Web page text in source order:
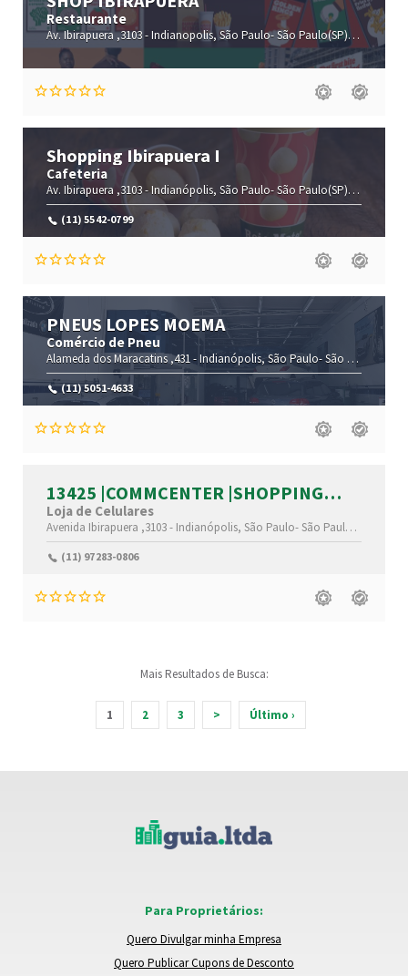
Restaurante
Av. Ibirapuera ,3103 -Indianopolis,São Paulo-São Paulo(SP),04029-902
Shopping Ibirapuera I
Cafeteria
Av. Ibirapuera ,3103 -Indianópolis, São Paulo-São Paulo(SP),04029-200
(11) 5542-0799
PNEUS LOPES MOEMA
Comércio de Pneu
Alameda dos Maracatins ,431 -Indianópolis,São Paulo-São Paulo(SP)
(11) 5051-4633
13425 |COMMCENTER |SHOPPING
CENTER IBIRAPUERA S.A |SÃO PAULO
|SP
Loja de Celulares
Avenida Ibirapuera ,3103 - Indianópolis, São Paulo-São Paulo(SP)
(11) 97283-0806
Mais Resultados de Busca:
1 2 3 > Último ›
Para Proprietários:
Quero Divulgar minha Empresa
Quero Publicar Cupons de Desconto